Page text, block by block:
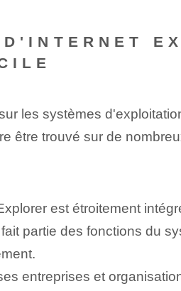
les systèmes
être trouvé sur de
est étroitement
partie des fonctions du
entreprises et